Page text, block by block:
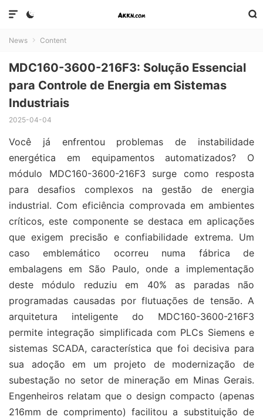



News  Content
MDC160-3600-216F3: Solução Essencial
para Controle de Energia em Sistemas
Industriais
2025-04-04
Você já enfrentou problemas de instabilidade
energética em equipamentos automatizados? O
módulo MDC160-3600-216F3 surge como resposta
para desafios complexos na gestão de energia
industrial. Com eficiência comprovada em ambientes
críticos, este componente se destaca em aplicações
que exigem precisão e confiabilidade extrema. Um
caso emblemático ocorreu numa fábrica de
embalagens em São Paulo, onde a implementação
deste módulo reduziu em 40% as paradas não
programadas causadas por flutuações de tensão. A
arquitetura inteligente do MDC160-3600-216F3
permite integração simplificada com PLCs Siemens e
sistemas SCADA, característica que foi decisiva para
sua adoção em um projeto de modernização de
subestação no setor de mineração em Minas Gerais.
Engenheiros relatam que o design compacto (apenas
216mm de comprimento) facilitou a substituição de